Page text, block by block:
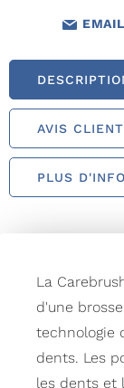
EMAIL
AVIS CLIENT
PLUS
La
d'une
technologie
dents. Les
les dents et